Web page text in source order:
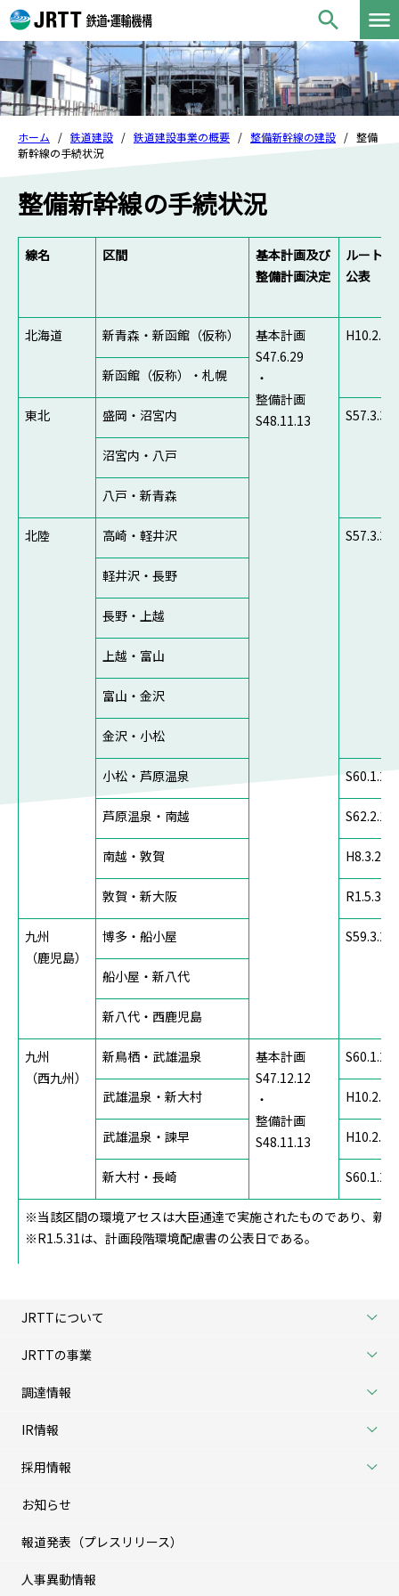
ホーム 鉄道建設 鉄道建設事業の概要 整備新幹線の建設
整備
新幹線の手続状況
整備新幹線の手続状況
線名 区間
基本計画及び
整備計画決定
ルート
公表
北海道 新青森・新函館（仮称）
基本計画
S47.6.29
・
整備計画
S48.11.13
H10.2.3
新函館（仮称）・札幌
東北 盛岡・沼宮内 S57.3.30
沼宮内・八戸
八戸・新青森
北陸 高崎・軽井沢 S57.3.30
軽井沢・長野
長野・上越
上越・富山
富山・金沢
金沢・小松
小松・芦原温泉 S60.1.22
芦原温泉・南越 S62.2.19
南越・敦賀 H8.3.28
敦賀・新大阪
九州
（鹿児島）
博多・船小屋 S59.3.27
船小屋・新八代
新八代・西鹿児島
九州
（西九州）
新鳥栖・武雄温泉
基本計画
S47.12.12
・
整備計画
S48.11.13
S60.1.22
武雄温泉・新大村 H10.2.3
武雄温泉・諫早 H10.2.3
新大村・長崎 S60.1.22
※当該区間の環境アセスは大臣通達で実施されたものであり、新
※R1.5.31は、計画段階環境配慮書の公表日である。
JRTTについて
JRTTの事業
調達情報
IR情報
採用情報
お知らせ
報道発表（プレスリリース）
人事異動情報